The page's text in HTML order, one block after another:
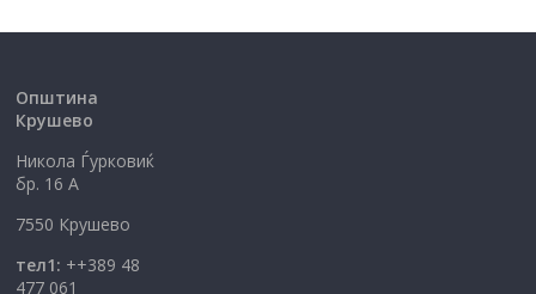
Општина
Крушево
Никола Ѓурковиќ
бр. 16 А
7550 Крушево
тел1: ++389 48
477 061